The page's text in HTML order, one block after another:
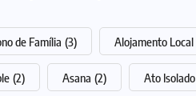
de Família (3) Alojamento Local
(2) Asana (2) Ato Isolado